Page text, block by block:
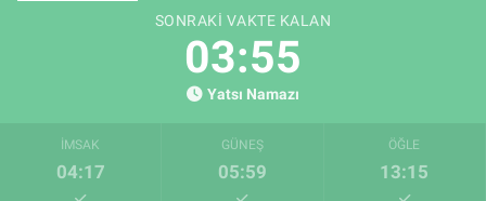
SONRAKI VAKTE KALAN
03:54
Yatsı Namazı
İMSAK
04:17
GÜNEŞ
05:59
ÖĞLE
13:15